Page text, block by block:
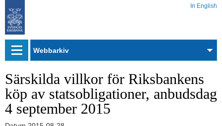
In English
Webbarkiv
Särskilda villkor för Riksbankens
köp av statsobligationer, anbudsdag
4 september 2015